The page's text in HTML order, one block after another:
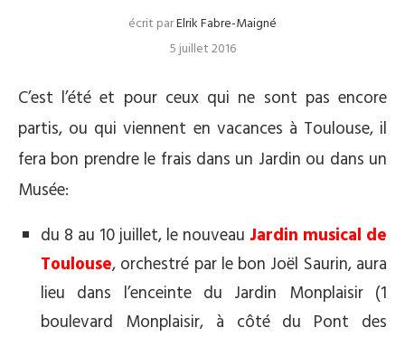
écrit parElrik Fabre-Maigné
5 juillet 2016
C’est l’été et pour ceux qui ne sont pas encore
partis, ou qui viennent en vacances à Toulouse, il
fera bon prendre le frais dans un Jardin ou dans un
Musée:
du 8 au 10 juillet, le nouveau Jardin musical de
Toulouse, orchestré par le bon Joël Saurin, aura
lieu dans l’enceinte du Jardin Monplaisir (1
boulevard Monplaisir, à côté du Pont des